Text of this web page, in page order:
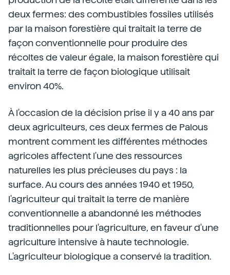
deux fermes: des combustibles fossiles utilisés
par la maison forestière qui traitait la terre de
façon conventionnelle pour produire des
récoltes de valeur égale, la maison forestière qui
traitait la terre de façon biologique utilisait
environ 40%.
À l'occasion de la décision prise il y a 40 ans par
deux agriculteurs, ces deux fermes de Palous
montrent comment les différentes méthodes
agricoles affectent l'une des ressources
naturelles les plus précieuses du pays : la
surface. Au cours des années 1940 et 1950,
l'agriculteur qui traitait la terre de manière
conventionnelle a abandonné les méthodes
traditionnelles pour l'agriculture, en faveur d'une
agriculture intensive à haute technologie.
L'agriculteur biologique a conservé la tradition.